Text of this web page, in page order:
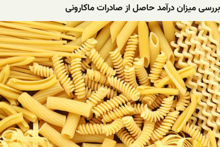
بررسی میزان درآمد حاصل از صادرات ماکارونی